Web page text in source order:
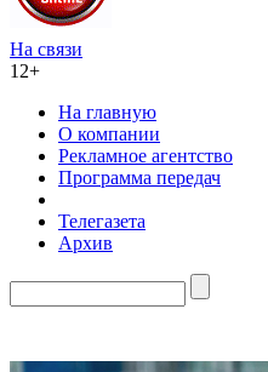
На связи
12+
На главную
О компании
Рекламное агентство
Программа передач
Телегазета
Архив